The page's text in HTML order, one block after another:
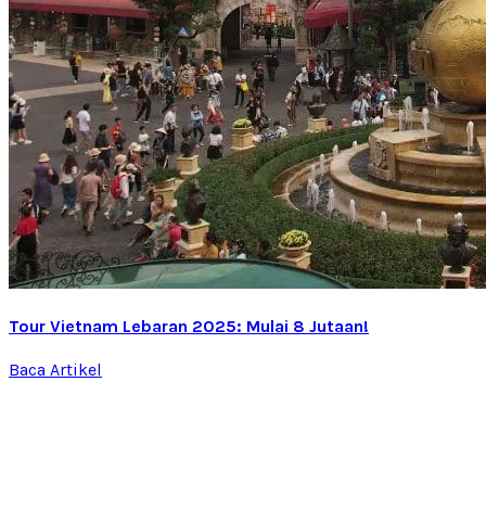
Tour Vietnam Lebaran 2025: Mulai 8 Jutaan!
Baca Artikel